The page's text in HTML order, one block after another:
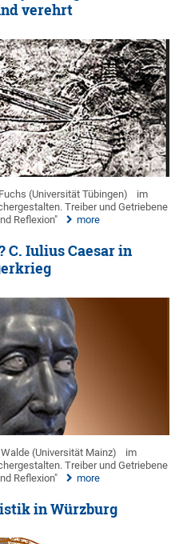
verehrt
(Universität Tübingen)
im
Treiber und Getriebene
Reflexion"
more
C. Iulius Caesar in
(Universität Mainz)
im
Treiber und Getriebene
Reflexion"
more
in Würzburg